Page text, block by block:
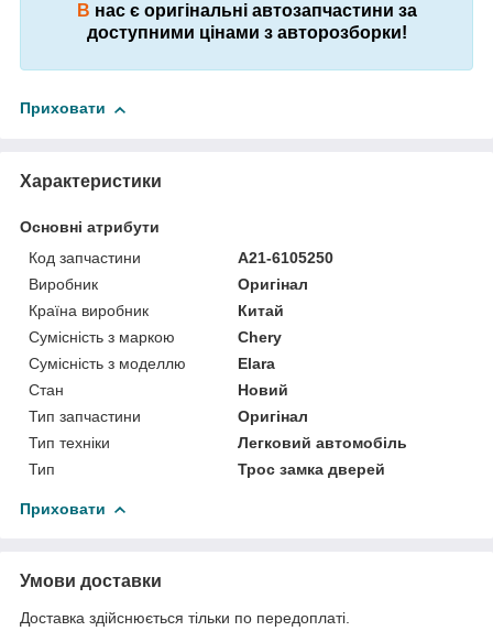
В нас є оригінальні автозапчастини за
доступними цінами з авторозборки!
Приховати
Характеристики
Основні атрибути
Код запчастини
A21-6105250
Виробник
Оригінал
Країна виробник
Китай
Сумісність з маркою
Chery
Сумісність з моделлю
Elara
Стан
Новий
Тип запчастини
Оригінал
Тип техніки
Легковий автомобіль
Тип
Трос замка дверей
Приховати
Умови доставки
Доставка здійснюється тільки по передоплаті.